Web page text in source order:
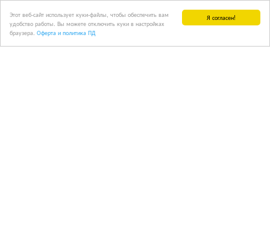
Я согласен!
Этот веб-сайт использует куки-файлы, чтобы обеспечить вам
удобство работы. Вы можете отключить куки в настройках
браузера. Оферта и политика ПД